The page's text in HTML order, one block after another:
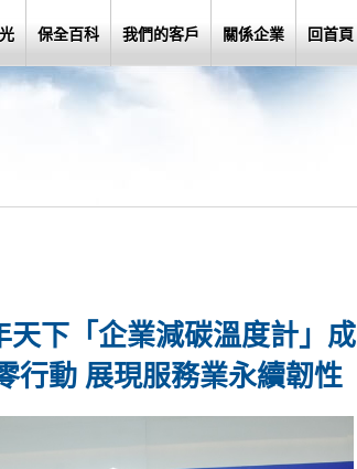
保全百科 我們的客戶 關係企業 回首頁
天下「企業減碳溫度計」成
行動 展現服務業永續韌性